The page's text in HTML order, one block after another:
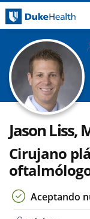
Jason Liss,
Cirujano
Aceptando